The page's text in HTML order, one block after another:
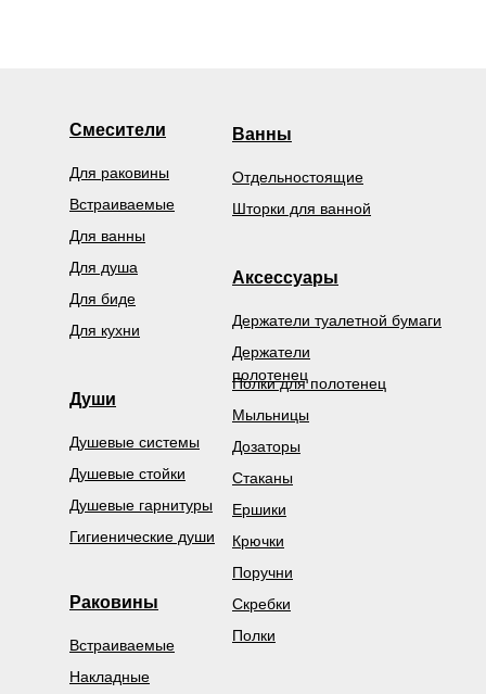
Смесители
Души
Душевые гарнитуры
Душевые системы
Гигиенические души
Поручни
Скребки
Дозаторы
Полки
Стаканы
Ершики
Крючки
Держатели
полотенец
Мыльницы
Держатели туалетной бумаги
Полки для полотенец
Раковины
Встраиваемые
Накладные
Встраиваемые
Для биде
Для ванны
Для душа
Для раковины
Для кухни
Ванны
Отдельностоящие
Шторки для ванной
Аксессуары
Душевые стойки